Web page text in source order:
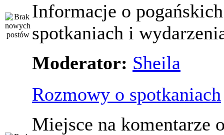
Informacje o pogańskich
spotkaniach i
Moderator: Sheila
Rozmowy o spotkaniach
Miejsce na komentarze